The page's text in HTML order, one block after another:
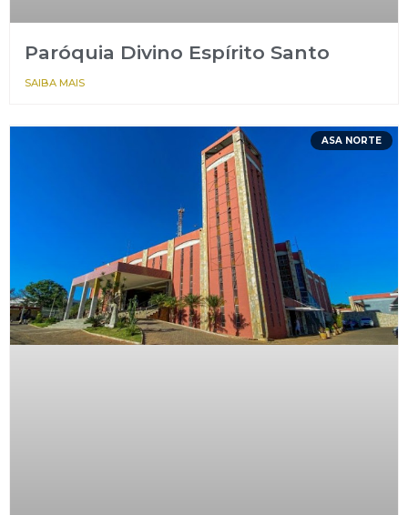
Paróquia Divino Espírito Santo
SAIBA MAIS
ASA NORTE